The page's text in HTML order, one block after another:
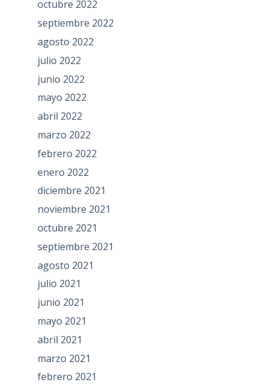
octubre 2022
septiembre 2022
agosto 2022
julio 2022
junio 2022
mayo 2022
abril 2022
marzo 2022
febrero 2022
enero 2022
diciembre 2021
noviembre 2021
octubre 2021
septiembre 2021
agosto 2021
julio 2021
junio 2021
mayo 2021
abril 2021
marzo 2021
febrero 2021